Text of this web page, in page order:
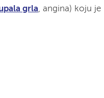
grla, angina) koju je